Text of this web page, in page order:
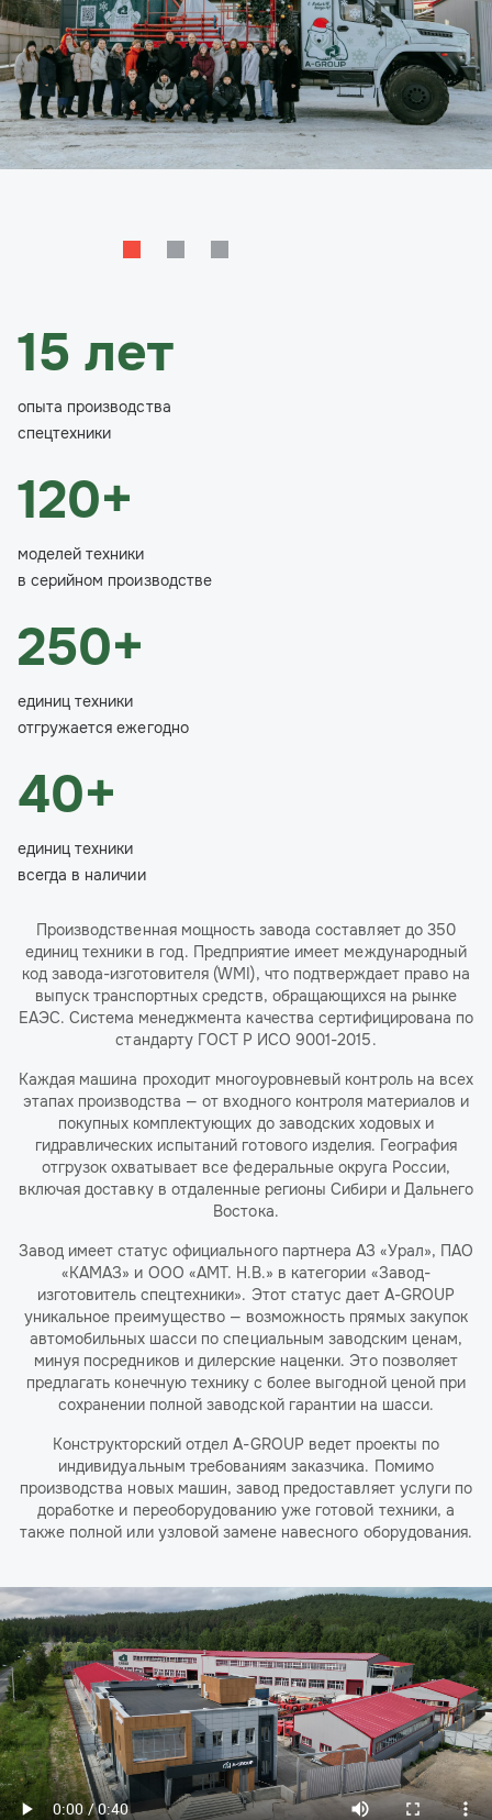
15 лет
опыта производства
спецтехники
120+
моделей техники
в серийном производстве
250+
единиц техники
отгружается ежегодно
40+
единиц техники
всегда в наличии
Производственная мощность завода составляет до 350
единиц техники в год. Предприятие имеет международный
код завода-изготовителя (WMI), что подтверждает право на
выпуск транспортных средств, обращающихся на рынке
ЕАЭС. Система менеджмента качества сертифицирована по
стандарту ГОСТ Р ИСО 9001-2015.
Каждая машина проходит многоуровневый контроль на всех
этапах производства — от входного контроля материалов и
покупных комплектующих до заводских ходовых и
гидравлических испытаний готового изделия. География
отгрузок охватывает все федеральные округа России,
включая доставку в отдаленные регионы Сибири и Дальнего
Востока.
Завод имеет статус официального партнера АЗ «Урал», ПАО
«КАМАЗ» и ООО «АМТ. Н.В.» в категории «Завод-
изготовитель спецтехники». Этот статус дает A-GROUP
уникальное преимущество — возможность прямых закупок
автомобильных шасси по специальным заводским ценам,
минуя посредников и дилерские наценки. Это позволяет
предлагать конечную технику с более выгодной ценой при
сохранении полной заводской гарантии на шасси.
Конструкторский отдел A-GROUP ведет проекты по
индивидуальным требованиям заказчика. Помимо
производства новых машин, завод предоставляет услуги по
доработке и переоборудованию уже готовой техники, а
также полной или узловой замене навесного оборудования.